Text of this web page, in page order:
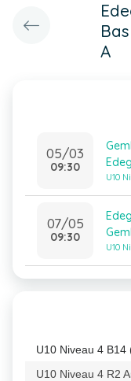
A
05/03
09:30
U10
07/05
09:30
U10
U10 Niveau 4 B14
U10 Niveau 4 R2